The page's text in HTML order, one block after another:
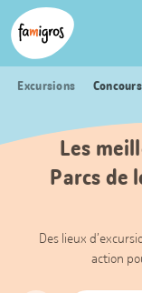
Signets
de
navigation
Header
Logo
Excursions Concours
Les
Parcs de
Des lieux
action